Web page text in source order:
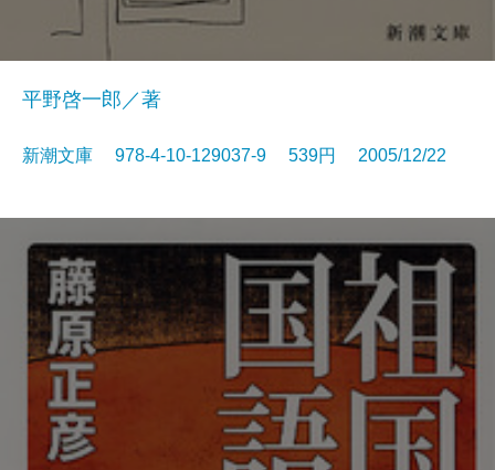
平野啓一郎／著
新潮文庫 978-4-10-129037-9 539円 2005/12/22